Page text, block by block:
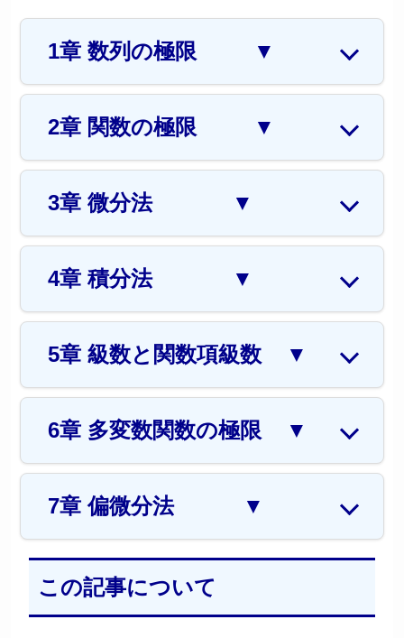
1章 数列の極限 ▼
2章 関数の極限 ▼
3章 微分法 ▼
4章 積分法 ▼
5章 級数と関数項級数 ▼
6章 多変数関数の極限 ▼
7章 偏微分法 ▼
この記事について